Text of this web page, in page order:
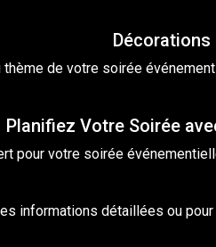
Décorations
thème de votre soirée
Planifiez Votre Soirée
pour votre soirée
informations détaillées ou